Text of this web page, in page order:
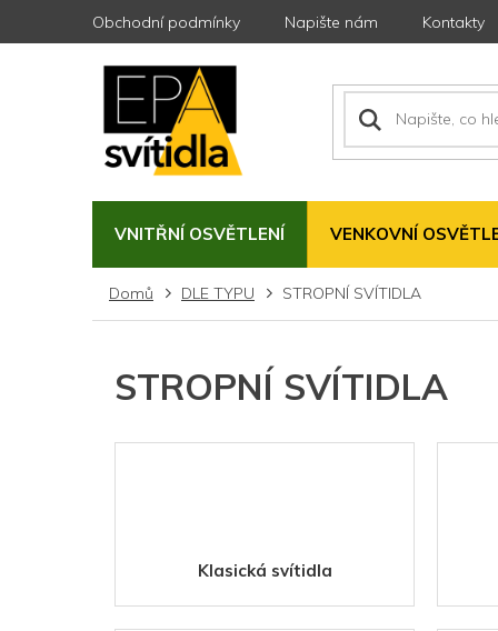
Obchodní podmínky Napište nám Kontakty
VNITŘNÍ OSVĚTLENÍ VENKOVNÍ
Domů DLE TYPU STROPNÍ SVÍTIDLA
STROPNÍ SVÍTIDLA
Klasická svítidla